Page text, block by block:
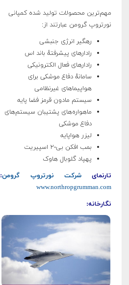
مهم‌ترین محصولات تولید شده کمپانی
نورتروپ گرومن عبارتند از:
رهگیر انرژی جنبشی
رادارهای پیشرفتهٔ باند اس
رادارهای فعال الکترونیکی
سامانهٔ دفاع موشکی برای
هواپیماهای غیرنظامی
سیستم مادون قرمز فضا پایه
ماهواره‌های پشتیبان سیستم‌های
دفاع موشکی
لیزر هواپایه
بمب افکن بی-۲ اسپیریت
پهپاد گلوبال هاوک
تارنمایشرکت نورتروپ گرومن:
www.northropgrumman.com
نگارخانه: